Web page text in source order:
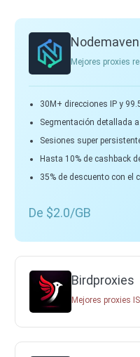
Nodemaven
Mejores proxies
30M+ direcciones IP y
Segmentación detallada
Sesiones super
Hasta 10% de cashback
35% de descuento con el
De $2.0/GB
Birdproxies
Mejores proxies